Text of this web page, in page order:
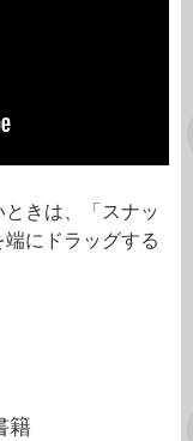
きは、「スナッ
にドラッグする
籍